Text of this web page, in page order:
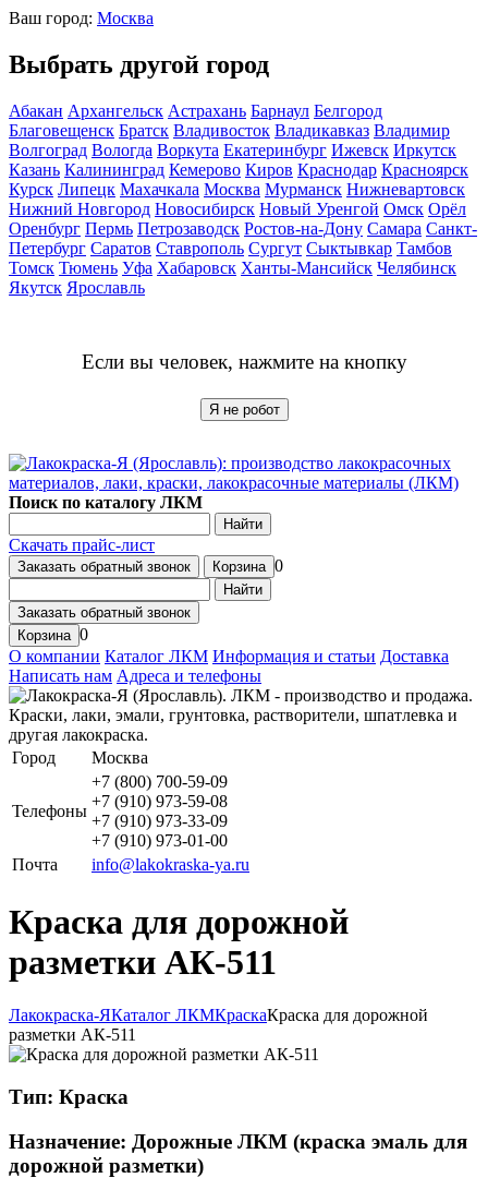
Ваш город: Москва
Выбрать другой город
Абакан Архангельск Астрахань Барнаул Белгород
Благовещенск Братск Владивосток Владикавказ Владимир
Волгоград Вологда Воркута Екатеринбург Ижевск Иркутск
Казань Калининград Кемерово Киров Краснодар Красноярск
Курск Липецк Махачкала Москва Мурманск Нижневартовск
Нижний Новгород Новосибирск Новый Уренгой Омск Орёл
Оренбург Пермь Петрозаводск Ростов-на-Дону Самара Санкт-
Петербург Саратов Ставрополь Сургут Сыктывкар Тамбов
Томск Тюмень Уфа Хабаровск Ханты-Мансийск Челябинск
Якутск Ярославль
Если вы человек, нажмите на кнопку
Я не робот
Поиск по каталогу ЛКМ
Найти
Скачать прайс-лист
Заказать обратный звонок Корзина 0
Найти
Заказать обратный звонок
Корзина 0
О компании Каталог ЛКМ Информация и статьи Доставка
Написать нам Адреса и телефоны
Город Москва
Телефоны
+7 (800) 700-59-09
+7 (910) 973-59-08
+7 (910) 973-33-09
+7 (910) 973-01-00
Почта
info@lakokraska-ya.ru
Краска для дорожной
разметки АК-511
Лакокраска-ЯКаталог ЛКМКраскаКраска для дорожной
разметки АК-511
Тип: Краска
Назначение: Дорожные ЛКМ (краска эмаль для
дорожной разметки)